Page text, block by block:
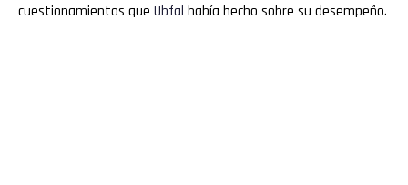
cuestionamientos que Ubfal había hecho sobre su desempeño.